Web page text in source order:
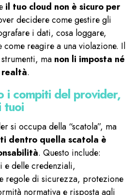
il tuo cloud non è sicuro per
decidere come gestire gli
i dati, cosa loggare,
come reagire a una violazione. Il
ma non li imposta né
.
i compiti del provider,
tuoi
si occupa della “scatola”, ma
dentro quella scatola è
. Questo include:
e delle credenziali,
regole di sicurezza, protezione
normativa e risposta agli